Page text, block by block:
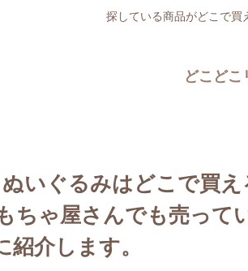
探している商品がどこで買
どこどこ
いぐるみはどこで買
ちゃ屋さんでも売って
介します。